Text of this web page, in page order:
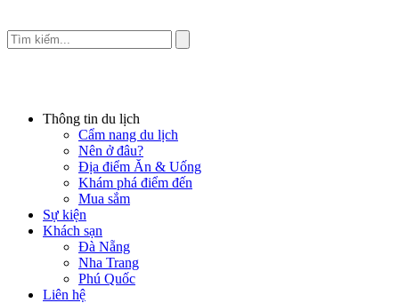
Thông tin du lịch
Cẩm nang du lịch
Nên ở đâu?
Địa điểm Ăn & Uống
Khám phá điểm đến
Mua sắm
Sự kiện
Khách sạn
Đà Nẵng
Nha Trang
Phú Quốc
Liên hệ